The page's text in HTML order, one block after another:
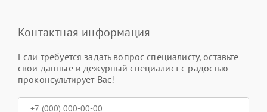
Контактная информация
Если требуется задать вопрос специалисту, оставьте
свои данные и дежурный специалист с радостью
проконсультирует Вас!